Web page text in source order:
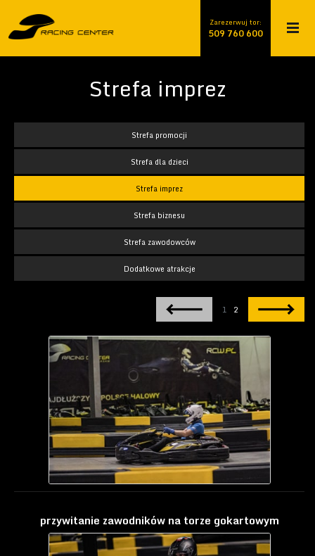
Zarezerwuj tor:
509 760 600
509 760 600
882 760 600
Strefa imprez
Strefa promocji
Strefa dla dzieci
Strefa imprez
Strefa biznesu
Strefa zawodowców
Dodatkowe atrakcje
1 2
przywitanie zawodników na torze gokartowym